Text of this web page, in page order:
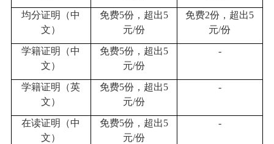
均分证明（中
文）
免费5份，超出5
元/份
免费2份，超出5
元/份
学籍证明（中
文）
免费5份，超出5
元/份
-
学籍证明（英
文）
免费5份，超出5
元/份
-
在读证明（中
文）
免费5份，超出5
元/份
-